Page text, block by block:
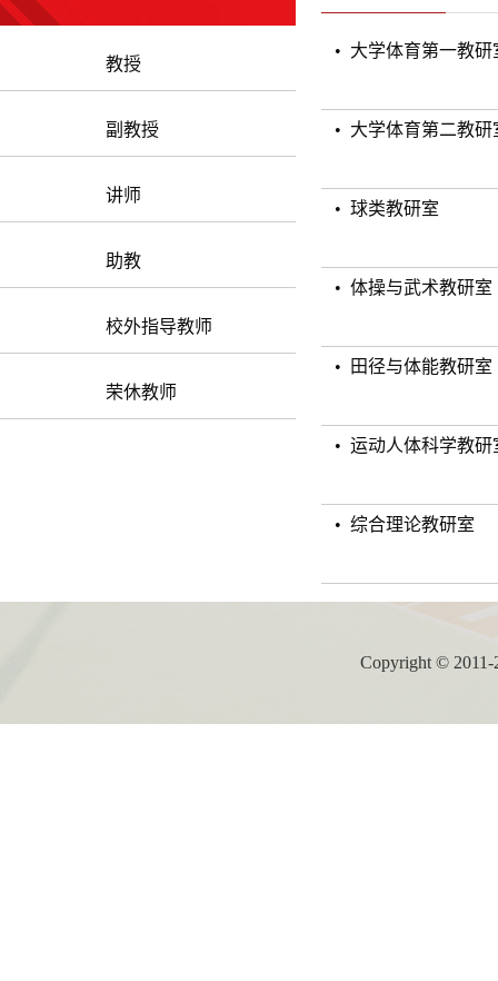
教授
副教授
讲师
助教
校外指导教师
荣休教师
• 大学体育第一教研
• 大学体育第二教研
• 球类教研室
• 体操与武术教研室
• 田径与体能教研室
• 运动人体科学教研
• 综合理论教研室
Copyright ©